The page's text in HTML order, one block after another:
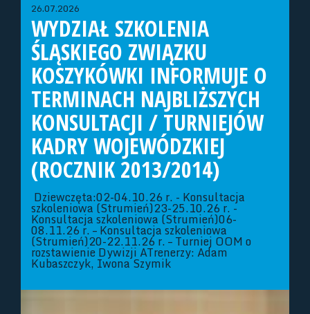
26.07.2026
WYDZIAŁ SZKOLENIA
ŚLĄSKIEGO ZWIĄZKU
KOSZYKÓWKI INFORMUJE O
TERMINACH NAJBLIŻSZYCH
KONSULTACJI / TURNIEJÓW
KADRY WOJEWÓDZKIEJ
(ROCZNIK 2013/2014)
Dziewczęta:02-04.10.26 r. - Konsultacja
szkoleniowa (Strumień)23-25.10.26 r. -
Konsultacja szkoleniowa (Strumień)06-
08.11.26 r. – Konsultacja szkoleniowa
(Strumień)20-22.11.26 r. – Turniej OOM o
rozstawienie Dywizji ATrenerzy: Adam
Kubaszczyk, Iwona Szymik